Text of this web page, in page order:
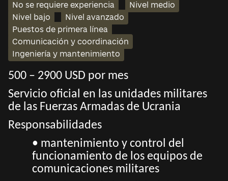
No se requiere experiencia
Nivel medio
Nivel bajo
Nivel avanzado
Puestos de primera línea
Comunicación y coordinación
Ingeniería y mantenimiento
500 – 2900 USD por mes
Servicio oficial en las unidades militares
de las Fuerzas Armadas de Ucrania
Responsabilidades
• mantenimiento y control del
funcionamiento de los equipos de
comunicaciones militares